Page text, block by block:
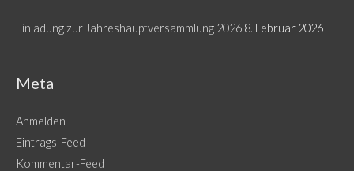
Einladung zur Jahreshauptversammlung 2026 8. Februar 2026
Meta
Anmelden
Eintrags-Feed
Kommentar-Feed